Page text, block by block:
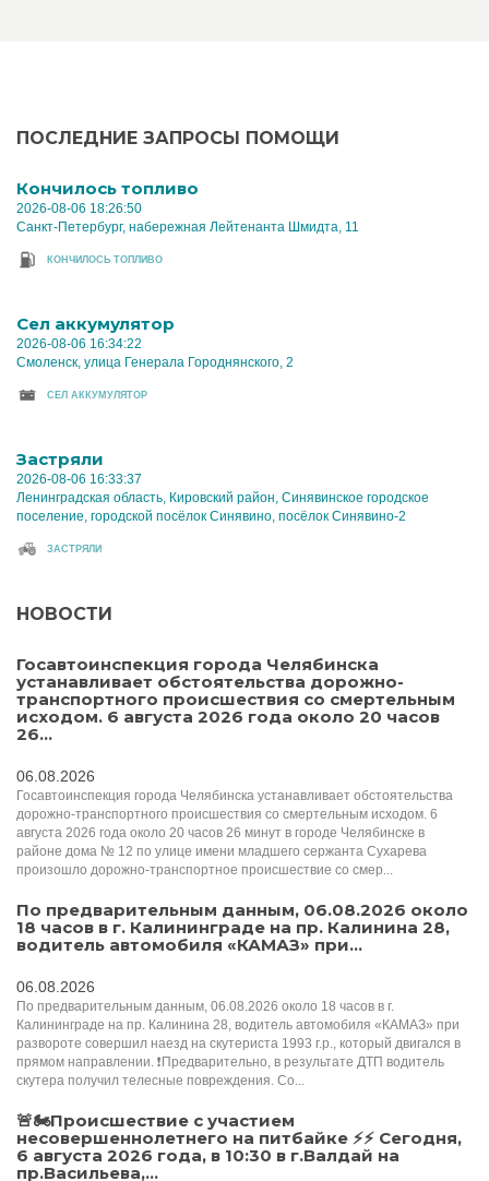
ПОСЛЕДНИЕ ЗАПРОСЫ ПОМОЩИ
Кончилось топливо
2026-08-06 18:26:50
Санкт-Петербург, набережная Лейтенанта Шмидта, 11
КОНЧИЛОСЬ ТОПЛИВО
Cел аккумулятор
2026-08-06 16:34:22
Смоленск, улица Генерала Городнянского, 2
CЕЛ АККУМУЛЯТОР
Застряли
2026-08-06 16:33:37
Ленинградская область, Кировский район, Синявинское городское
поселение, городской посёлок Синявино, посёлок Синявино-2
ЗАСТРЯЛИ
НОВОСТИ
Госавтоинспекция города Челябинска
устанавливает обстоятельства дорожно-
транспортного происшествия со смертельным
исходом. 6 августа 2026 года около 20 часов
26...
06.08.2026
Госавтоинспекция города Челябинска устанавливает обстоятельства
дорожно-транспортного происшествия со смертельным исходом. 6
августа 2026 года около 20 часов 26 минут в городе Челябинске в
районе дома № 12 по улице имени младшего сержанта Сухарева
произошло дорожно-транспортное происшествие со смер...
По предварительным данным, 06.08.2026 около
18 часов в г. Калининграде на пр. Калинина 28,
водитель автомобиля «КАМАЗ» при...
06.08.2026
По предварительным данным, 06.08.2026 около 18 часов в г.
Калининграде на пр. Калинина 28, водитель автомобиля «КАМАЗ» при
развороте совершил наезд на скутериста 1993 г.р., который двигался в
прямом направлении. ❗️Предварительно, в результате ДТП водитель
скутера получил телесные повреждения. Со...
🚨🏍Происшествие с участием
несовершеннолетнего на питбайке ⚡️⚡️️ Сегодня,
6 августа 2026 года, в 10:30 в г.Валдай на
пр.Васильева,...